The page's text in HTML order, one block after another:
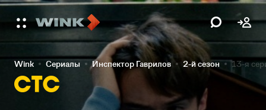
Wink Сериалы Инспектор Гаврилов 2-й сезон 13-я